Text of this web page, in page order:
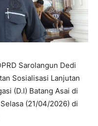
Sarolangun Dedi
Sosialisasi Lanjutan
(D.I) Batang Asai di
(21/04/2026) di